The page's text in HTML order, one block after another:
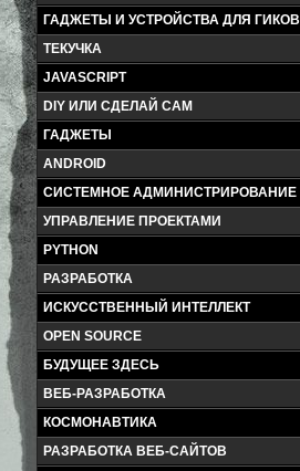
ГАДЖЕТЫ И УСТРОЙСТВА ДЛЯ ГИКОВ
ТЕКУЧКА
JAVASCRIPT
DIY ИЛИ СДЕЛАЙ САМ
ГАДЖЕТЫ
ANDROID
СИСТЕМНОЕ АДМИНИСТРИРОВАНИЕ
УПРАВЛЕНИЕ ПРОЕКТАМИ
PYTHON
РАЗРАБОТКА
ИСКУССТВЕННЫЙ ИНТЕЛЛЕКТ
OPEN SOURCE
БУДУЩЕЕ ЗДЕСЬ
ВЕБ-РАЗРАБОТКА
КОСМОНАВТИКА
РАЗРАБОТКА ВЕБ-САЙТОВ